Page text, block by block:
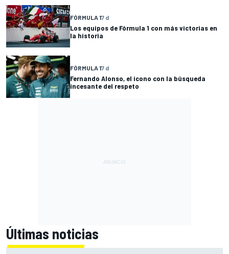
FÓRMULA 17 d
Los equipos de Fórmula 1 con más victorias en
la historia
FÓRMULA 17 d
Fernando Alonso, el icono con la búsqueda
incesante del respeto
Últimas noticias